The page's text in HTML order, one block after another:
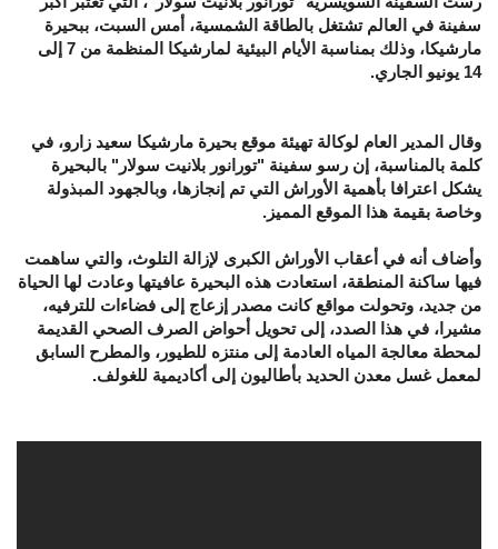
سفينة في العالم تشتغل بالطاقة الشمسية، أمس السبت، ببحيرة
مارشيكا، وذلك بمناسبة الأيام البيئية لمارشيكا المنظمة من 7 إلى
14 يونيو الجاري.
وقال المدير العام لوكالة تهيئة موقع بحيرة مارشيكا سعيد زارو، في
كلمة بالمناسبة، إن رسو سفينة "تورانور بلانيت سولار" بالبحيرة
يشكل اعترافا بأهمية الأوراش التي تم إنجازها، وبالجهود المبذولة
وخاصة بقيمة هذا الموقع المميز.
وأضاف أنه في أعقاب الأوراش الكبرى لإزالة التلوث، والتي ساهمت
فيها ساكنة المنطقة، استعادت هذه البحيرة عافيتها وعادت لها الحياة
من جديد، وتحولت مواقع كانت مصدر إزعاج إلى فضاءات للترفيه،
مشيرا، في هذا الصدد، إلى تحويل أحواض الصرف الصحي القديمة
لمحطة معالجة المياه العادمة إلى منتزه للطيور، والمطرح السابق
لمعمل غسل معدن الحديد بأطاليون إلى أكاديمية للغولف.